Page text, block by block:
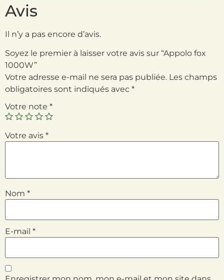
Avis
Il n’y a pas encore d’avis.
Soyez le premier à laisser votre avis sur “Appolo fox
1000W”
Votre adresse e-mail ne sera pas publiée. Les champs
obligatoires sont indiqués avec *
Votre note *
Votre avis *
Nom *
E-mail *